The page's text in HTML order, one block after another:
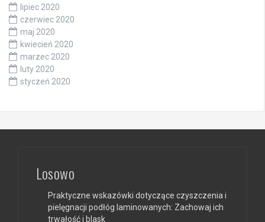
lipiec 2020
czerwiec 2020
maj 2020
kwiecień 2020
marzec 2020
luty 2020
styczeń 2020
Losowo
Praktyczne wskazówki dotyczące czyszczenia i
pielęgnacji podłóg laminowanych: Zachowaj ich
trwałość i blask